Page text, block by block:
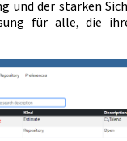
und der starken
für alle, die